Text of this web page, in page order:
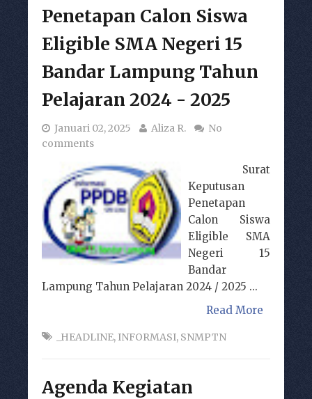
Penetapan Calon Siswa
Eligible SMA Negeri 15
Bandar Lampung Tahun
Pelajaran 2024 - 2025
Januari 02, 2025 Aliza R.
No
comments
Surat
Keputusan
Penetapan
Calon Siswa
Eligible SMA
Negeri 15
Bandar
Lampung Tahun Pelajaran 2024 / 2025 ...
Read More
_HEADLINE, INFORMASI, SNMPTN
Agenda Kegiatan